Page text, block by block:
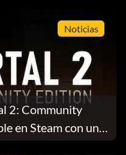
Noticias
2: Community
en Steam con un
de